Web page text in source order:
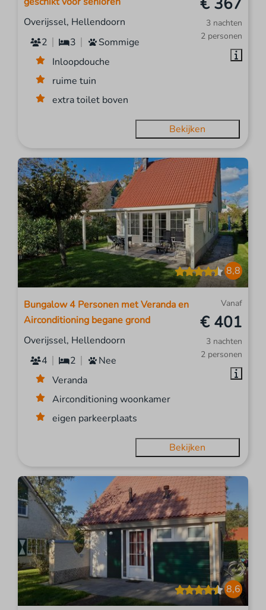
3 nachten
2 personen
Overijssel, Hellendoorn
2
3
Sommige
Inloopdouche
ruime tuin
extra toilet boven
Bekijken
8,8
Vanaf
€ 401
3 nachten
2 personen
Bungalow 4 Personen met Veranda en
Airconditioning begane grond
Overijssel, Hellendoorn
4
2
Nee
Veranda
Airconditioning woonkamer
eigen parkeerplaats
Bekijken
8,6